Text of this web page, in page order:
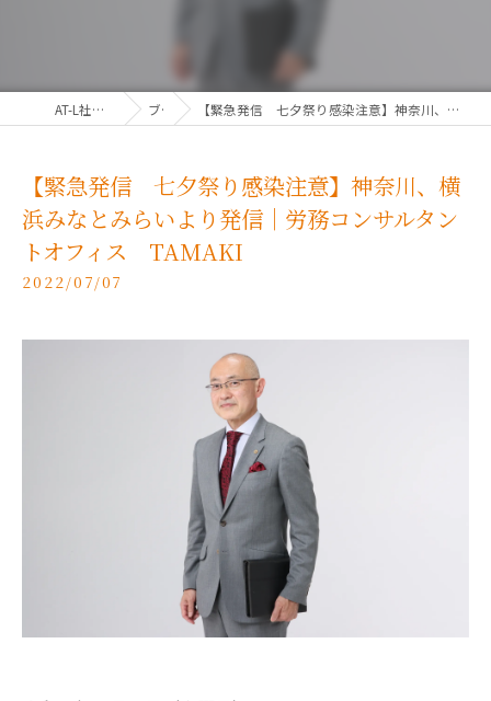
AT-L社会保険労務士法人 ブログ 【緊急発信 七夕祭り感染注意】神奈川、横浜みなとみらいより発信｜労務コンサルタントオフィス TAMAKI
【緊急発信 七夕祭り感染注意】神奈川、横
浜みなとみらいより発信｜労務コンサルタン
トオフィス TAMAKI
2022/07/07